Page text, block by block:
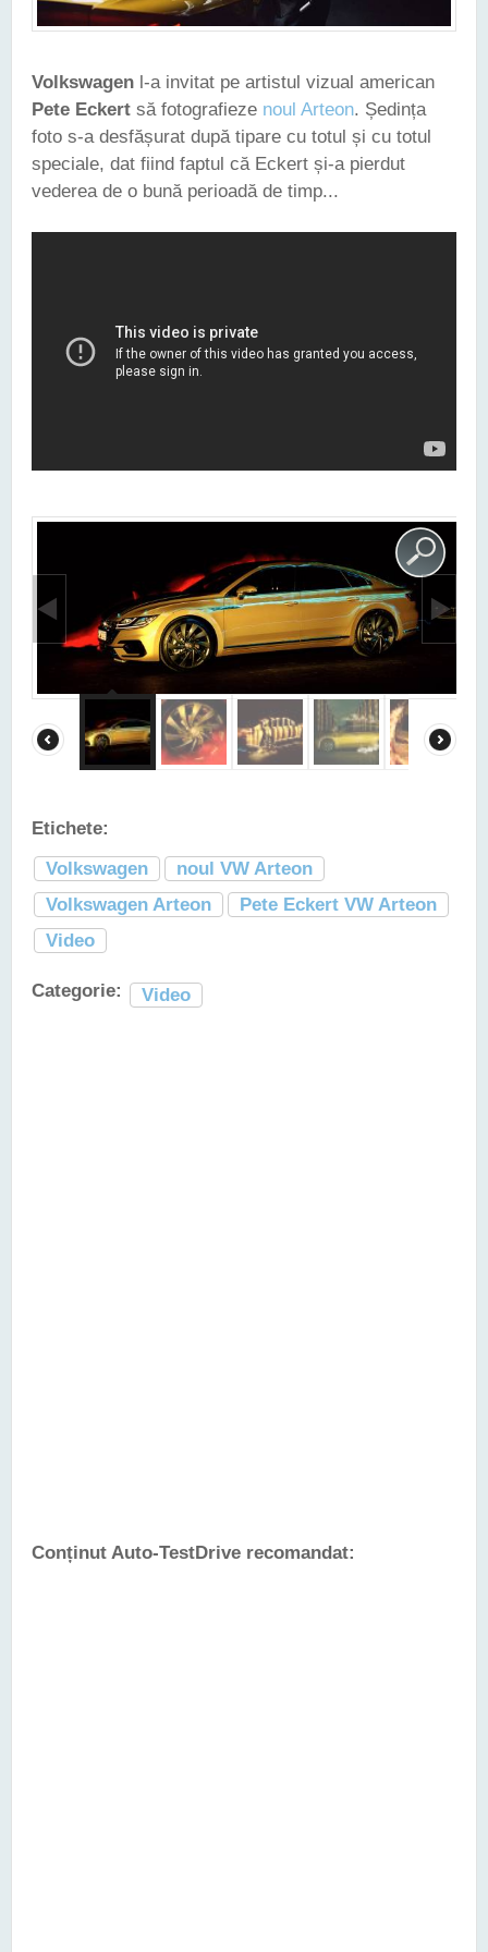
Volkswagen l-a invitat pe artistul vizual american
Pete Eckert să fotografieze noul Arteon. Ședința
foto s-a desfășurat după tipare cu totul și cu totul
speciale, dat fiind faptul că Eckert și-a pierdut
vederea de o bună perioadă de timp...
Etichete:
Volkswagen
noul VW Arteon
Volkswagen Arteon
Pete Eckert VW Arteon
Video
Categorie: Video
Conținut Auto-TestDrive recomandat: